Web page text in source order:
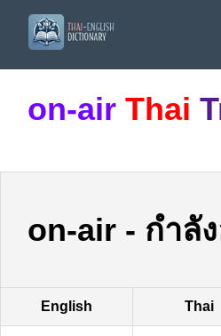
on-air Thai
on-air- กำลั
English Thai